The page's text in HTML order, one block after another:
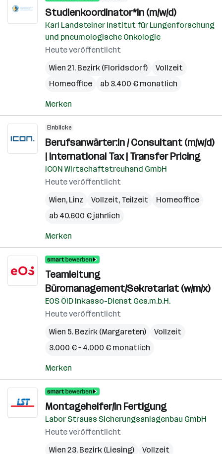
Studienkoordinator*in (m/w/d)
Karl Landsteiner Institut für Lungenforschung
und pneumologische Onkologie
Heute veröffentlicht
Wien 21. Bezirk (Floridsdorf)
Vollzeit
Homeoffice
ab 3.400 € monatlich
Merken
Einblicke
Berufsanwärter:in / Consultant (m/w/d)
| International Tax | Transfer Pricing
ICON Wirtschaftstreuhand GmbH
Heute veröffentlicht
Wien, Linz Vollzeit, Teilzeit
Homeoffice
ab 40.600 € jährlich
Merken
Teamleitung
Büromanagement/Sekretariat (w/m/x)
EOS ÖID Inkasso-Dienst Ges.m.b.H.
Heute veröffentlicht
Wien 5. Bezirk (Margareten)
Vollzeit
3.000 € – 4.000 € monatlich
Merken
Montagehelfer/in Fertigung
Labor Strauss Sicherungsanlagenbau GmbH
Heute veröffentlicht
Wien 23. Bezirk (Liesing)
Vollzeit